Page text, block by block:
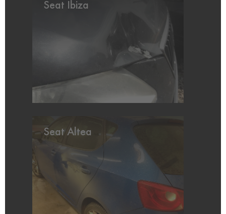
Seat Ibiza
Seat Altea